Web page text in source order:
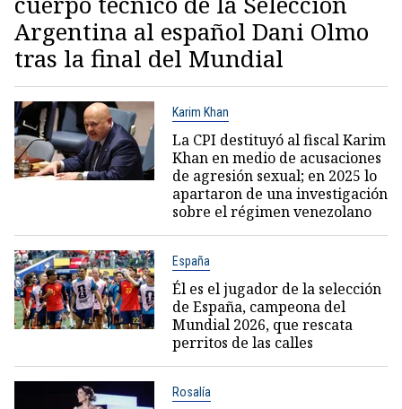
Argentina al español Dani Olmo
tras la final del Mundial
Karim Khan
La CPI destituyó al fiscal Karim
Khan en medio de acusaciones
de agresión sexual; en 2025 lo
apartaron de una investigación
sobre el régimen venezolano
España
Él es el jugador de la selección
de España, campeona del
Mundial 2026, que rescata
perritos de las calles
Rosalía